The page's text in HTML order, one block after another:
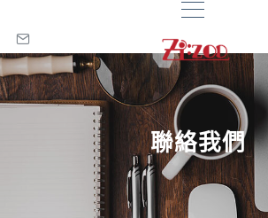
聯絡我們